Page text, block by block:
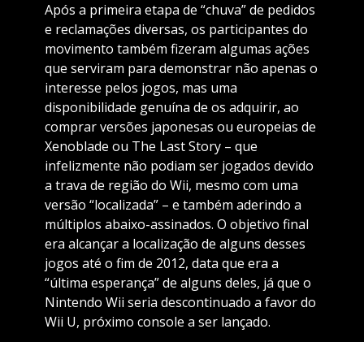
Após a primeira etapa de “chuva” de pedidos
e reclamações diversas, os participantes do
movimento também fizeram algumas ações
que serviram para demonstrar não apenas o
interesse pelos jogos, mas uma
disponibilidade genuína de os adquirir, ao
comprar versões japonesas ou europeias de
Xenoblade ou The Last Story – que
infelizmente não podiam ser jogados devido
a trava de região do Wii, mesmo com uma
versão “localizada” – e também aderindo a
múltiplos abaixo-assinados. O objetivo final
era alcançar a localização de alguns desses
jogos até o fim de 2012, data que era a
“última esperança” de alguns deles, já que o
Nintendo Wii seria descontinuado a favor do
Wii U, próximo console a ser lançado.